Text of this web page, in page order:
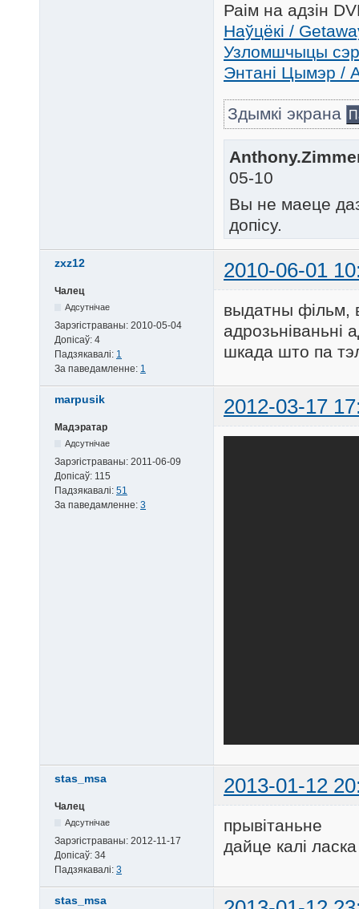
Раім на адзін
Наўцёкі /
Узломшчыцы
Энтані Цымэр /
Здымкі экрана
05-10
Вы не маеце
допісу.
zxz12 2010-06-01
Чалец
Адсутнічае
Зарэгістраваны: 2010-05-04
Допісаў: 4
Падзякавалі: 1
За паведамленне: 1
выдатны фільм,
адрозьніваньні
шкада што па
marpusik 2012-03-17
Мадэратар
Адсутнічае
Зарэгістраваны: 2011-06-09
Допісаў: 115
Падзякавалі: 51
За паведамленне: 3
stas_msa 2013-01-12
Чалец
Адсутнічае
Зарэгістраваны: 2012-11-17
Допісаў: 34
Падзякавалі: 3
прывітаньне
дайце калі ласка
stas_msa